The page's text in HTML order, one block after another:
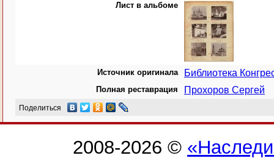
Лист в альбоме
Источник оригинала Библиотека
Полная реставрация Прохоров Сергей
Поделиться
2008-2026 ©